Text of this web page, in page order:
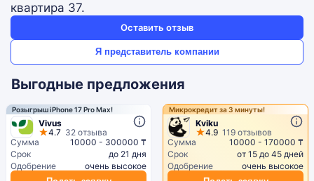
квартира 37.
Оставить отзыв
Я представитель компании
Выгодные предложения
Розыгрыш iPhone 17 Pro Max!
Vivus
4.7 32 отзыва
Сумма
10000 - 300000 ₸
Срок
до 21 дня
Одобрение
очень высокое
Микрокредит за 3 минуты!
Kviku
4.9 119 отзывов
Сумма
10000 - 170000 ₸
Срок
от 15 до 45 дней
Одобрение
очень высокое